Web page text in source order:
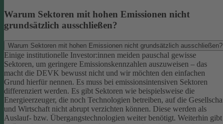
Warum Sektoren mit hohen Emissionen nicht
grundsätzlich ausschließen?
Warum Sektoren mit hohen Emissionen nicht grundsätzlich ausschließen?
Einige institutionelle Investor:innen meiden pauschal gewisse
Sektoren, um geringere Emissionskennzahlen auszuweisen – das
macht die DEVK bewusst nicht und wir möchten den einfachen
Grund hierfür nennen. Es muss bei emissionsintensiven Sektoren
differenziert werden. Es gibt Sektoren wie beispielsweise die
Energieerzeuger, die noch Technologien betreiben, auf die
und Wirtschaft nicht abrupt verzichten können. Diese werden als
Auslauf- bzw. Übergangstechnologien weiter benötigt. Weiterhin gibt